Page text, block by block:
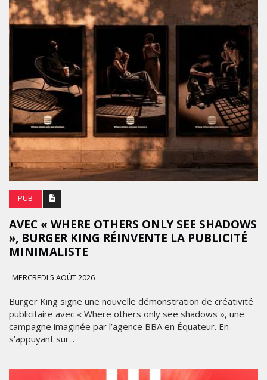
PUB
AVEC « WHERE OTHERS ONLY SEE SHADOWS
», BURGER KING RÉINVENTE LA PUBLICITÉ
MINIMALISTE
MERCREDI 5 AOÛT 2026
Burger King signe une nouvelle démonstration de créativité
publicitaire avec « Where others only see shadows », une
campagne imaginée par l’agence BBA en Équateur. En
s’appuyant sur...